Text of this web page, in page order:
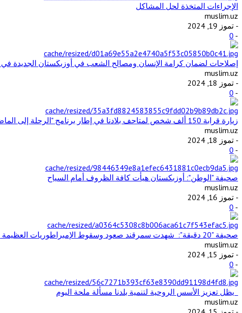
الإجراءات المتخذة لحل المشاكل
muslim.uz
- تموز 19, 2024
-
0
إصلاحات لضمان كرامة الإنسان ومصالح الشعب في أوزبكستان الجديدة في
muslim.uz
- تموز 18, 2024
-
0
زيارة قرابة 150 ألف شخص لمتاحف بلادنا في إطار برنامج "الرحلة إلى الماضي"
muslim.uz
- تموز 18, 2024
-
0
صحيفة "الوطن": أوزبكستان هيأت كافة الظروف أمام السياح
muslim.uz
- تموز 16, 2024
-
0
صحيفة "20 دقيقة": شهدت سمرقند صعود وسقوط الإمبراطوريات العظيمة وتفاعل الثقافات والحضارات المختلفة
muslim.uz
- تموز 15, 2024
-
0
يظل تعزيز الأسس الروحية لتنمية بلدنا مسألة ملحة اليوم
muslim.uz